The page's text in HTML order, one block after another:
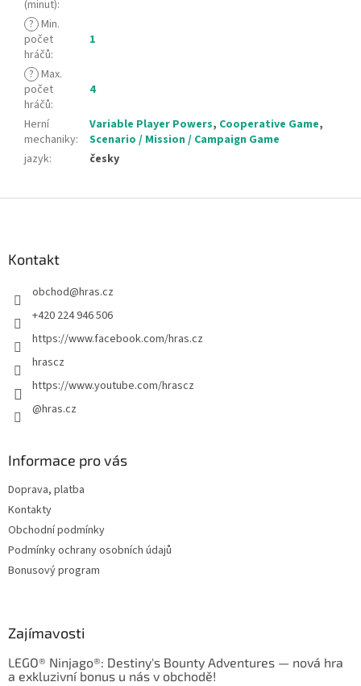
(minut):
? Min.
počet
hráčů:
1
? Max.
počet
hráčů:
4
Herní
mechaniky:
Variable Player Powers, Cooperative Game,
Scenario / Mission / Campaign Game
jazyk: česky
Kontakt
obchod@hras.cz
+420 224 946 506
https://www.facebook.com/hras.cz
hrascz
https://www.youtube.com/hrascz
@hras.cz
Informace pro vás
Doprava, platba
Kontakty
Obchodní podmínky
Podmínky ochrany osobních údajů
Bonusový program
Zajímavosti
LEGO® Ninjago®: Destiny's Bounty Adventures — nová hra
a exkluzivní bonus u nás v obchodě!